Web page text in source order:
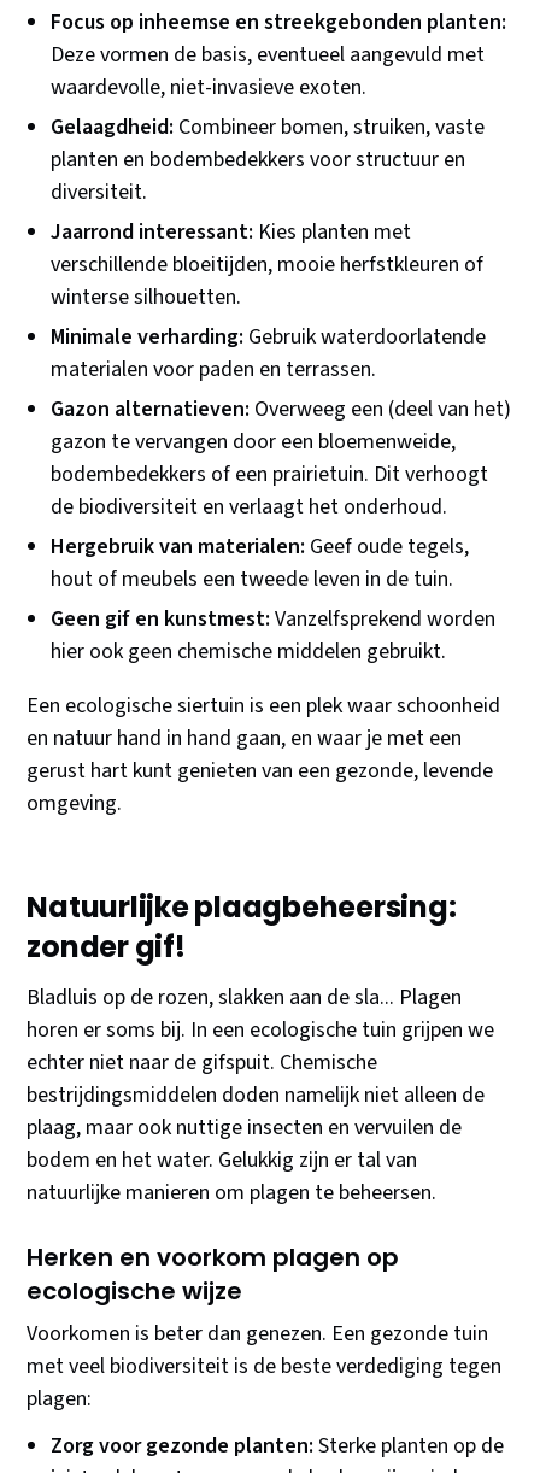
Focus op inheemse en streekgebonden planten:
Deze vormen de basis, eventueel aangevuld met
waardevolle, niet-invasieve exoten.
Gelaagdheid: Combineer bomen, struiken, vaste
planten en bodembedekkers voor structuur en
diversiteit.
Jaarrond interessant: Kies planten met
verschillende bloeitijden, mooie herfstkleuren of
winterse silhouetten.
Minimale verharding: Gebruik waterdoorlatende
materialen voor paden en terrassen.
Gazon alternatieven: Overweeg een (deel van het)
gazon te vervangen door een bloemenweide,
bodembedekkers of een prairietuin. Dit verhoogt
de biodiversiteit en verlaagt het onderhoud.
Hergebruik van materialen: Geef oude tegels,
hout of meubels een tweede leven in de tuin.
Geen gif en kunstmest: Vanzelfsprekend worden
hier ook geen chemische middelen gebruikt.
Een ecologische siertuin is een plek waar schoonheid
en natuur hand in hand gaan, en waar je met een
gerust hart kunt genieten van een gezonde, levende
omgeving.
Natuurlijke plaagbeheersing:
zonder gif!
Bladluis op de rozen, slakken aan de sla... Plagen
horen er soms bij. In een ecologische tuin grijpen we
echter niet naar de gifspuit. Chemische
bestrijdingsmiddelen doden namelijk niet alleen de
plaag, maar ook nuttige insecten en vervuilen de
bodem en het water. Gelukkig zijn er tal van
natuurlijke manieren om plagen te beheersen.
Herken en voorkom plagen op
ecologische wijze
Voorkomen is beter dan genezen. Een gezonde tuin
met veel biodiversiteit is de beste verdediging tegen
plagen:
Zorg voor gezonde planten: Sterke planten op de